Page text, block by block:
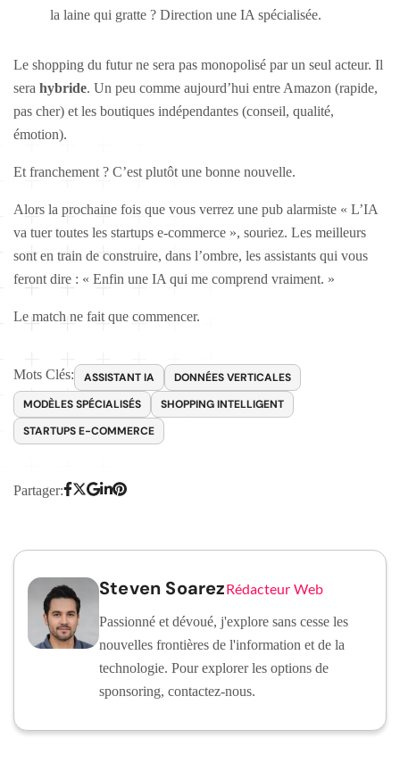
la laine qui gratte ? Direction une IA spécialisée.
Le shopping du futur ne sera pas monopolisé par un seul acteur. Il
sera hybride. Un peu comme aujourd’hui entre Amazon (rapide,
pas cher) et les boutiques indépendantes (conseil, qualité,
émotion).
Et franchement ? C’est plutôt une bonne nouvelle.
Alors la prochaine fois que vous verrez une pub alarmiste « L’IA
va tuer toutes les startups e-commerce », souriez. Les meilleurs
sont en train de construire, dans l’ombre, les assistants qui vous
feront dire : « Enfin une IA qui me comprend vraiment. »
Le match ne fait que commencer.
Mots Clés: ASSISTANT IA
DONNÉES VERTICALES
MODÈLES SPÉCIALISÉS
SHOPPING INTELLIGENT
STARTUPS E-COMMERCE
Partager:
Steven SoarezRédacteur Web
Passionné et dévoué, j'explore sans cesse les
nouvelles frontières de l'information et de la
technologie. Pour explorer les options de
sponsoring, contactez-nous.